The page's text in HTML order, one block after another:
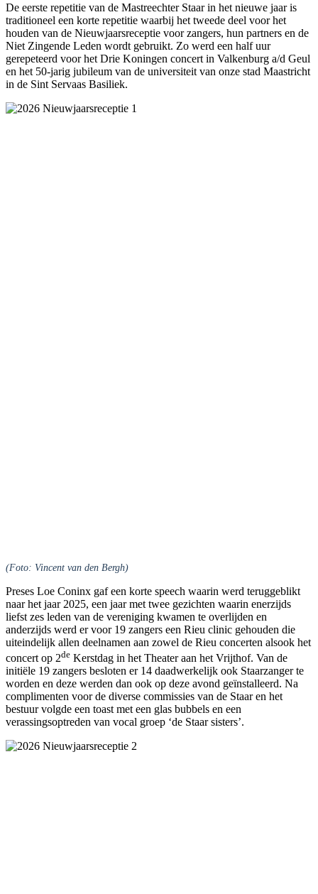
De eerste repetitie van de Mastreechter Staar in het nieuwe jaar is
traditioneel een korte repetitie waarbij het tweede deel voor het
houden van de Nieuwjaarsreceptie voor zangers, hun partners en de
Niet Zingende Leden wordt gebruikt. Zo werd een half uur
gerepeteerd voor het Drie Koningen concert in Valkenburg a/d Geul
en het 50-jarig jubileum van de universiteit van onze stad Maastricht
in de Sint Servaas Basiliek.
(Foto: Vincent van den Bergh)
Preses Loe Coninx gaf een korte speech waarin werd teruggeblikt
naar het jaar 2025, een jaar met twee gezichten waarin enerzijds
liefst zes leden van de vereniging kwamen te overlijden en
anderzijds werd er voor 19 zangers een Rieu clinic gehouden die
uiteindelijk allen deelnamen aan zowel de Rieu concerten alsook het
concert op 2de Kerstdag in het Theater aan het Vrijthof. Van de
initiële 19 zangers besloten er 14 daadwerkelijk ook Staarzanger te
worden en deze werden dan ook op deze avond geïnstalleerd. Na
complimenten voor de diverse commissies van de Staar en het
bestuur volgde een toast met een glas bubbels en een
verassingsoptreden van vocal groep ‘de Staar sisters’.